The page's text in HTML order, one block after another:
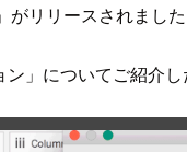
リリースされました
」についてご紹介し